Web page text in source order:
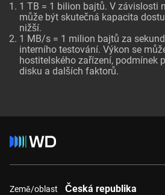
1 TB = 1 bilion bajtů. V závislosti
může být skutečná kapacita
nižší.
1 MB/s = 1 milion bajtů za
interního testování. Výkon se
hostitelského zařízení, podmínek
disku a dalších faktorů.
Země/oblast Česká republika